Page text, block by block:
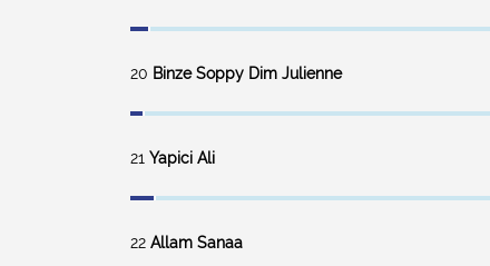
20 Binze Soppy Dim Julienne
21 Yapici Ali
22 Allam Sanaa